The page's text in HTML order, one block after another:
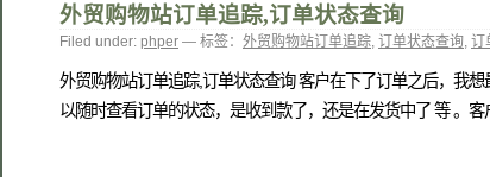
外贸购物站订单追踪,订单状态查询
Filed under: phper — 标签： 外贸购物站订单追踪 订单状态查询 订
外贸购物站订单追踪,订单状态查询 客户在下了订单之后，我
以随时查看订单的状态，是收到款了，还是在发货中了 等 。